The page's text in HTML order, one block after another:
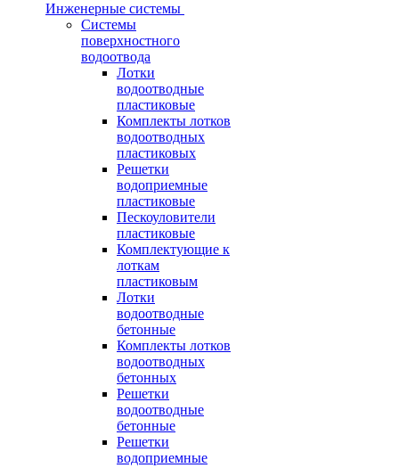
Инженерные системы
Системы
поверхностного
водоотвода
Лотки
водоотводные
пластиковые
Комплекты лотков
водоотводных
пластиковых
Решетки
водоприемные
пластиковые
Пескоуловители
пластиковые
Комплектующие к
лоткам
пластиковым
Лотки
водоотводные
бетонные
Комплекты лотков
водоотводных
бетонных
Решетки
водоотводные
бетонные
Решетки
водоприемные